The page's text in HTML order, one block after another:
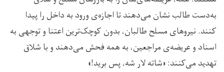
به‌دست طالب‌ نشان می‌دهند تا اجازه‌ی ورود به داخل را پیدا
کنند. نیروهای مسلح طالبان، بدون کوچک‌ترین اعتنا و توجهی‌ به
اسناد و عریضه‌‎‌ی مراجعین، به همه فحش می‌دهند و با شلاق
تهدید می‌کنند: «شاته لار شه، پس برید!»